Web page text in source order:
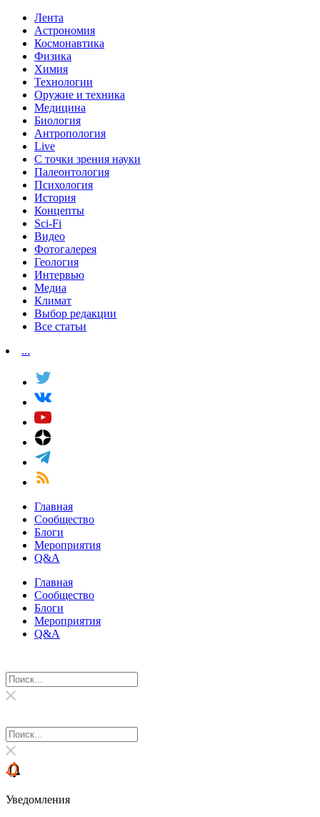
Лента
Астрономия
Космонавтика
Физика
Химия
Технологии
Оружие и техника
Медицина
Биология
Антропология
Live
С точки зрения науки
Палеонтология
Психология
История
Концепты
Sci-Fi
Видео
Фотогалерея
Геология
Интервью
Медиа
Климат
Выбор редакции
Все статьи
...
Главная
Сообщество
Блоги
Мероприятия
Q&A
Главная
Сообщество
Блоги
Мероприятия
Q&A
Уведомления